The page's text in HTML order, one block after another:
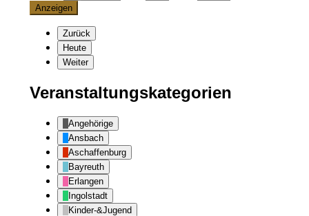
Zurück
Heute
Weiter
Veranstaltungskategorien
Angehörige
Ansbach
Aschaffenburg
Bayreuth
Erlangen
Ingolstadt
Kinder-&Jugend